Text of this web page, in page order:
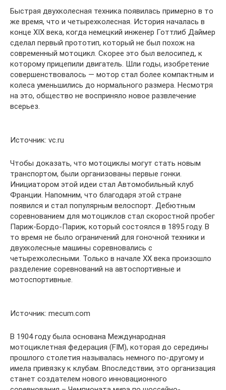
Быстрая двухколесная техника появилась примерно в то
же время, что и четырехколесная. История началась в
конце XIX века, когда немецкий инженер Готтлиб Даймер
сделал первый прототип, который не был похож на
современный мотоцикл. Скорее это был велосипед, к
которому прицепили двигатель. Шли годы, изобретение
совершенствовалось — мотор стал более компактным и
колеса уменьшились до нормального размера. Несмотря
на это, общество не восприняло новое развлечение
всерьез.
Источник: vc.ru
Чтобы доказать, что мотоциклы могут стать новым
транспортом, были организованы первые гонки.
Инициатором этой идеи стал Автомобильный клуб
Франции. Напомним, что благодаря этой стране
появился и стал популярным велоспорт. Дебютным
соревнованием для мотоциклов стал скоростной пробег
Париж-Бордо-Париж, который состоялся в 1895 году. В
то время не было ограничений для гоночной техники и
двухколесные машины соревновались с
четырехколесными. Только в начале XX века произошло
разделение соревнований на автоспортивные и
мотоспортивные.
Источник: mecum.com
В 1904 году была основана Международная
мотоциклетная федерация (FIM), которая до середины
прошлого столетия называлась немного по-другому и
имела привязку к клубам. Впоследствии, это организация
станет создателем нового инновационного